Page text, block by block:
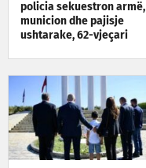
policia sekuestron armë,
municion dhe pajisje
ushtarake, 62-vjeçari